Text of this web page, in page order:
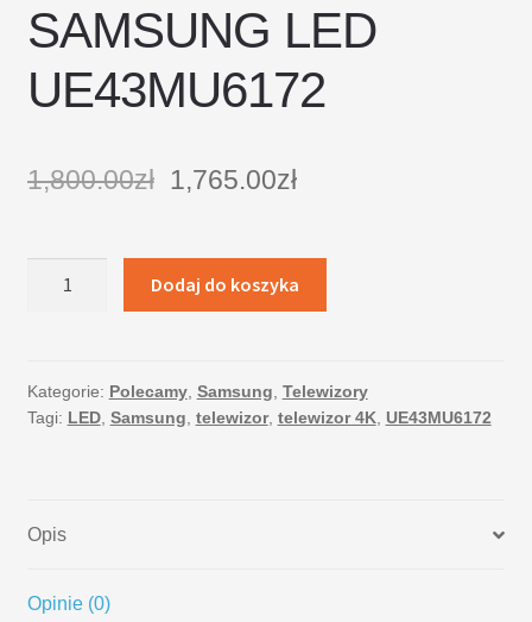
SAMSUNG LED
UE43MU6172
1,800.00zł 1,765.00zł
SAMSUNG
LED
Dodaj do koszyka
Kategorie: Polecamy, Samsung, Telewizory
Tagi: LED, Samsung, telewizor, telewizor 4K, UE43MU6172
Opis
Opinie (0)